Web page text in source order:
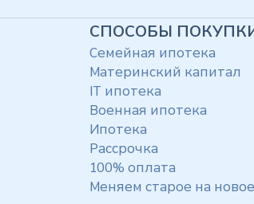
СПОСОБЫ
Семейная ипотека
Материнский капитал
IT ипотека
Военная ипотека
Ипотека
Рассрочка
100% оплата
Меняем старое на новое